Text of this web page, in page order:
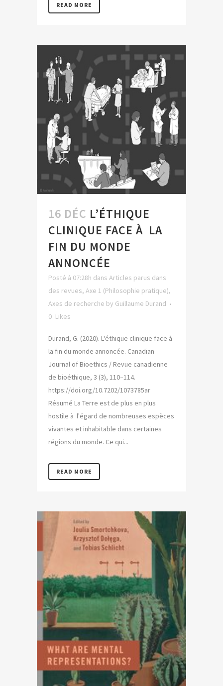
READ MORE
16 DÉC L’ÉTHIQUE
CLINIQUE FACE À LA
FIN DU MONDE
ANNONCÉE
Posté à 07:28h dans Articles parus dans
des revues, Axe 1 (Philosophie pratique),
Axes de recherche by Guillaume Durand
0 Likes
Durand, G. (2020). L'éthique clinique face à
la fin du monde annoncée. Canadian
Journal of Bioethics / Revue canadienne
de bioéthique, 3 (3), 110–114.
https://doi.org/10.7202/1073785ar
Résumé La Terre est de plus en plus
hostile à l'égard de nombreuses espèces
vivantes et inhabitable dans certaines
régions du monde. Ce qui...
READ MORE